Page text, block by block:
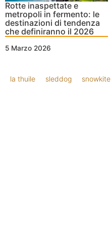
Rotte inaspettate e
metropoli in fermento: le
destinazioni di tendenza
che definiranno il 2026
5 Marzo 2026
la thuile sleddog snowkite